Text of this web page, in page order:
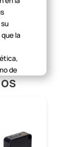
la
de